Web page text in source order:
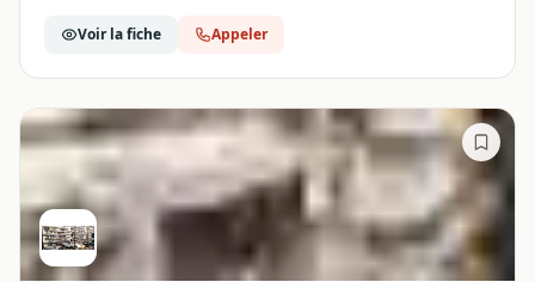
Voir la fiche Appeler